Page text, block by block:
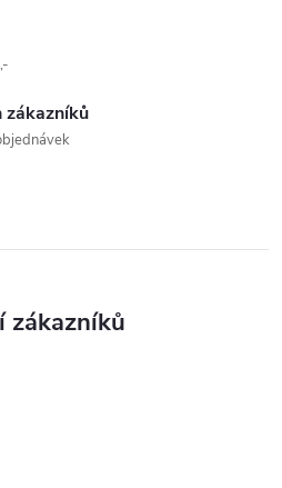
zákazníků
zákazníků